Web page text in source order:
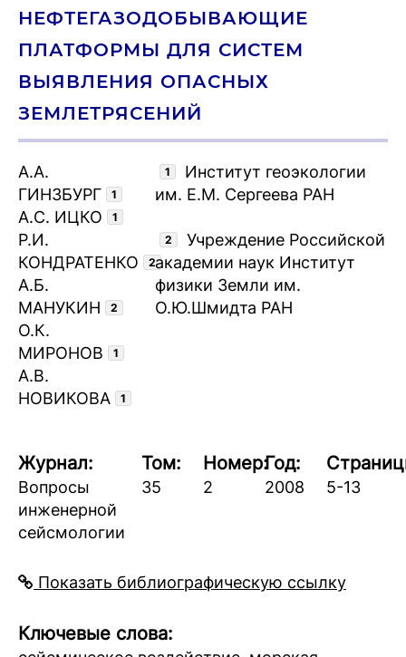
НЕФТЕГАЗОДОБЫВАЮЩИЕ
ПЛАТФОРМЫ ДЛЯ СИСТЕМ
ВЫЯВЛЕНИЯ ОПАСНЫХ
ЗЕМЛЕТРЯСЕНИЙ
А.А.
ГИНЗБУРГ
1
А.С. ИЦКО 1
Р.И.
КОНДРАТЕНКО
2
А.Б.
МАНУКИН
2
О.К.
МИРОНОВ
1
А.В.
НОВИКОВА
1
1
Институт геоэкологии
им. Е.М. Сергеева РАН
2
Учреждение Российской
академии наук Институт
физики Земли им.
О.Ю.Шмидта РАН
Журнал:
Вопросы
инженерной
сейсмологии
Том:
35
Номер:
2
Год:
2008 5-13
Показать библиографическую ссылку
Ключевые слова: